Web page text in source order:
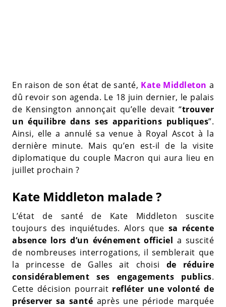
En raison de son état de santé, Kate Middleton a
dû revoir son agenda. Le 18 juin dernier, le palais
de Kensington annonçait qu’elle devait “trouver
un équilibre dans ses apparitions publiques”.
Ainsi, elle a annulé sa venue à Royal Ascot à la
dernière minute. Mais qu’en est-il de la visite
diplomatique du couple Macron qui aura lieu en
juillet prochain ?
Kate Middleton malade ?
L’état de santé de Kate Middleton suscite
toujours des inquiétudes. Alors que sa récente
absence lors d’un événement officiel a suscité
de nombreuses interrogations, il semblerait que
la princesse de Galles ait choisi de réduire
considérablement ses engagements publics.
Cette décision pourrait refléter une volonté de
préserver sa santé après une période marquée